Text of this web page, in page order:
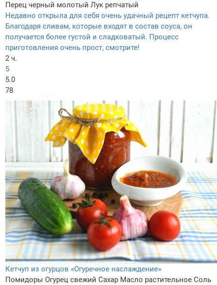
Перец черный молотый Лук репчатый
Недавно открыла для себя очень удачный рецепт кетчупа.
Благодаря сливам, которые входят в состав соуса, он
получается более густой и сладковатый. Процесс
приготовления очень прост, смотрите!
2 ч.
5
5.0
78
Кетчуп из огурцов «Огуречное наслаждение»
Помидоры Огурец свежий Сахар Масло растительное Соль